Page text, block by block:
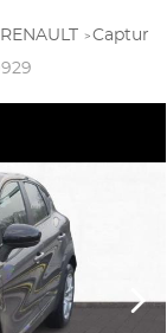
RENAULT
Captur